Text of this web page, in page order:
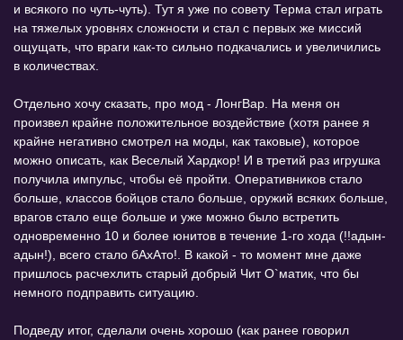
и всякого по чуть-чуть). Тут я уже по совету Терма стал играть
на тяжелых уровнях сложности и стал с первых же миссий
ощущать, что враги как-то сильно подкачались и увеличились
в количествах.
Отдельно хочу сказать, про мод - ЛонгВар. На меня он
произвел крайне положительное воздействие (хотя ранее я
крайне негативно смотрел на моды, как таковые), которое
можно описать, как Веселый Хардкор! И в третий раз игрушка
получила импульс, чтобы её пройти. Оперативников стало
больше, классов бойцов стало больше, оружий всяких больше,
врагов стало еще больше и уже можно было встретить
одновременно 10 и более юнитов в течение 1-го хода (!!адын-
адын!), всего стало бАхАто!. В какой - то момент мне даже
пришлось расчехлить старый добрый Чит О`матик, что бы
немного подправить ситуацию.
Подведу итог, сделали очень хорошо (как ранее говорил